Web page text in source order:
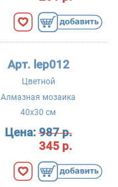
Арт. lep012
Цветной
Алмазная мозаика
40x30 см
Цена:987 р.
345 р.